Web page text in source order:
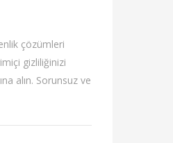
çözümleri
gizliliğinizi
alın. Sorunsuz ve